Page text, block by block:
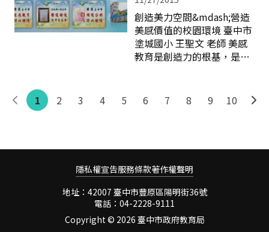
學習，透由讚美與關心~對
一棵葉子掉光的無患子樹，
春天已到， 嫩葉卻一直未出
現。全班常去看&
1.9公頃的校園，但是教學及
活動場地的設計十分完善，
有齊全的各項教學設備和器
材及充足的專科教室。本校
教師教學認真，樂於提昇教
創造美力空間&mdash;營造
美感價值的校園環境 臺中市
塗城國小 王聖文 老師 美感
教育是創造力的根基，是品
以此為本，我們著手進行具
美感教育的學校環境營造，
中，讓校園處處皆是創意與
美學。提供孩子一個可以看
得到美的環境與元素，能與
自然生態進行對話的空間環
境，讓學生可以在生活中涵
養美的能力、在學習中儲存
美的元素，為將來注入生命
1 2 3 4 5 6 7 8 9 10
隱私權宣告服務條款著作權聲明
地址：42007 臺中市豐原區陽明街36號
電話：04-2228-9111
Copyright © 2026 臺中市政府教育局